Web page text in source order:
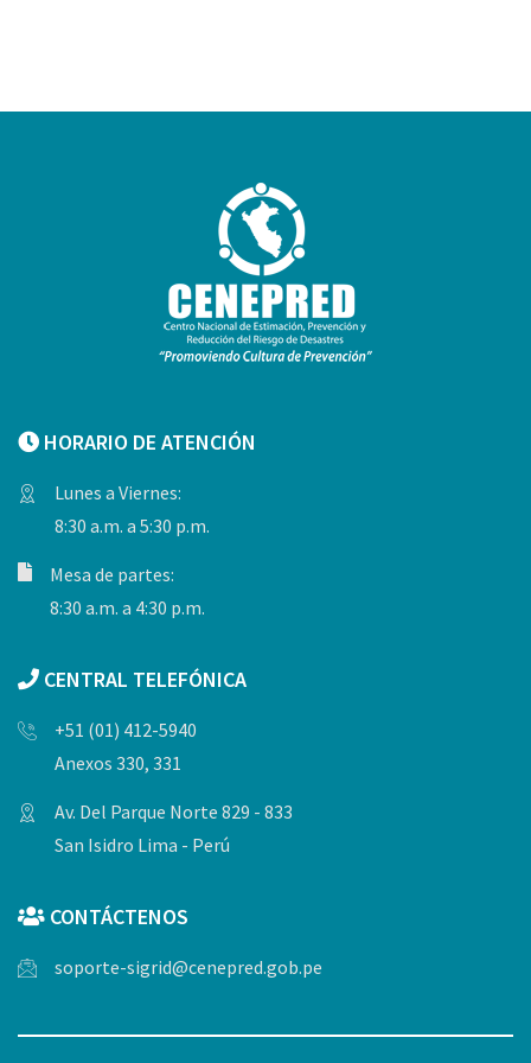
HORARIO DE ATENCIÓN
Lunes a Viernes:
8:30 a.m. a 5:30 p.m.
Mesa de partes:
8:30 a.m. a 4:30 p.m.
CENTRAL TELEFÓNICA
+51 (01) 412-5940
Anexos 330, 331
Av. Del Parque Norte 829 - 833
San Isidro Lima - Perú
CONTÁCTENOS
soporte-sigrid@cenepred.gob.pe